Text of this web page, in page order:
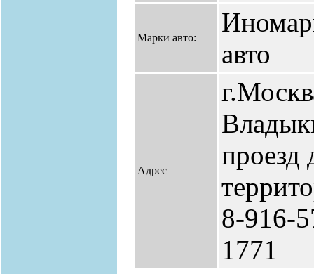
Марки авто:
авто
Адрес
проезд
8-916-
1771